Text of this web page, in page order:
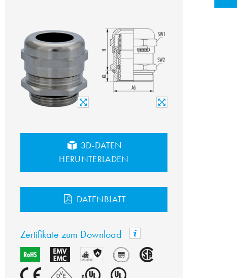
3D-DATEN
HERUNTERLADEN
DATENBLATT
Zertifikate zum Download